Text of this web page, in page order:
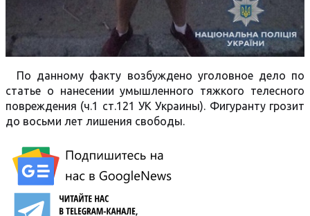
По данному факту возбуждено уголовное дело по
статье о нанесении умышленного тяжкого телесного
повреждения (ч.1 ст.121 УК Украины). Фигуранту грозит
до восьми лет лишения свободы.